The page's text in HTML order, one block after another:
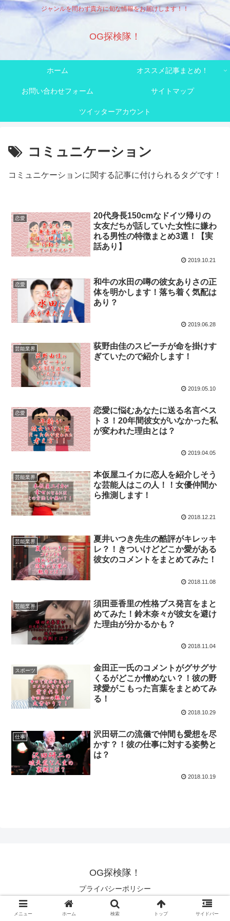
ジャンルを問わず貴方に旬な情報をお届けします！！
OG探検隊！
ホーム オススメ記事まとめ！
お問い合わせフォーム サイトマップ
ツイッターアカウント
コミュニケーション
コミュニケーションに関する記事に付けられるタグです！
恋愛
20代身長150cmなドイツ帰りの
女友だちが話していた女性に嫌わ
れる男性の特徴まとめ3選！【実
話あり】
2019.10.21
恋愛
和牛の水田の噂の彼女ありさの正
体を明かします！落ち着く気配は
あり？
2019.06.28
芸能業界
荻野由佳のスピーチが命を掛けす
ぎていたので紹介します！
2019.05.10
恋愛
恋愛に悩むあなたに送る名言ベス
ト３！20年間彼女がいなかった私
が変われた理由とは？
2019.04.05
芸能業界
本仮屋ユイカに恋人を紹介しそう
な芸能人はこの人！！女優仲間か
ら推測します！
2018.12.21
芸能業界
夏井いつき先生の酷評がキレッキ
レ？！きついけどどこか愛がある
彼女のコメントをまとめてみた！
2018.11.08
芸能業界
須田亜香里の性格ブス発言をまと
めてみた！鈴木奈々が彼女を避け
た理由が分かるかも？
2018.11.04
スポーツ
金田正一氏のコメントがグサグサ
くるがどこか憎めない？！彼の野
球愛がこもった言葉をまとめてみ
る！
2018.10.29
仕事
沢田研二の流儀で仲間も愛想を尽
かす？！彼の仕事に対する姿勢と
は？
2018.10.19
OG探検隊！
プライバシーポリシー
© 2018 OG探検隊！.
メニュー ホーム 検索 トップ サイドバー